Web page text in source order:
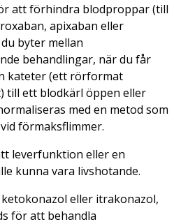
att förhindra blodproppar (till
apixaban eller
byter mellan
behandlingar, när du får
kateter (ett rörformat
till ett blodkärl öppen eller
med en metod som
förmaksflimmer.
leverfunktion eller en
kunna vara livshotande.
eller itrakonazol,
för att behandla